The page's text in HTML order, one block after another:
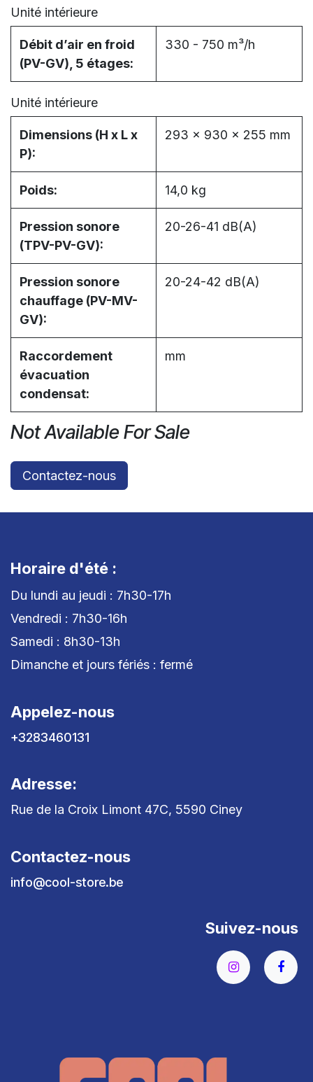
Unité intérieure
Débit d’air en froid
(PV-GV), 5 étages:
330 - 750 m³/h
Unité intérieure
Dimensions (H x L x
P):
293 x 930 x 255 mm
Poids: 14,0 kg
Pression sonore
(TPV-PV-GV):
20-26-41 dB(A)
Pression sonore
chauffage (PV-MV-
GV):
20-24-42 dB(A)
Raccordement
évacuation
condensat:
mm
Not Available For Sale
Contactez-nous
Horaire d'été :
Du lundi au jeudi : 7h30-17h
Vendredi : 7h30-16h
Samedi : 8h30-13h
Dimanche et jours fériés : fermé
Appelez-nous
+3283460131
Adresse:
Rue de la Croix Limont 47C, 5590 Ciney
Contactez-nous
info@cool-store.be
Suivez-nous